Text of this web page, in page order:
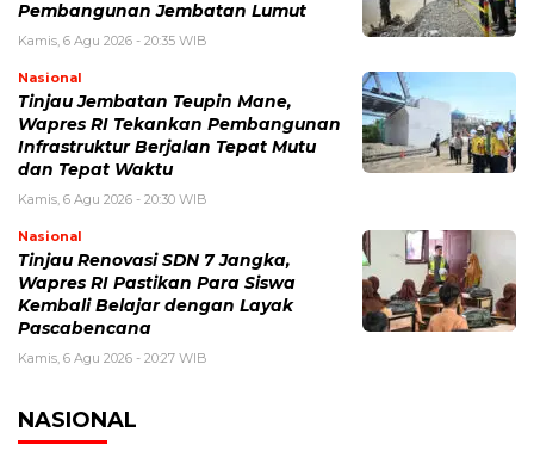
Pembangunan Jembatan Lumut
Kamis, 6 Agu 2026 - 20:35 WIB
Nasional
Tinjau Jembatan Teupin Mane,
Wapres RI Tekankan Pembangunan
Infrastruktur Berjalan Tepat Mutu
dan Tepat Waktu
Kamis, 6 Agu 2026 - 20:30 WIB
Nasional
Tinjau Renovasi SDN 7 Jangka,
Wapres RI Pastikan Para Siswa
Kembali Belajar dengan Layak
Pascabencana
Kamis, 6 Agu 2026 - 20:27 WIB
NASIONAL